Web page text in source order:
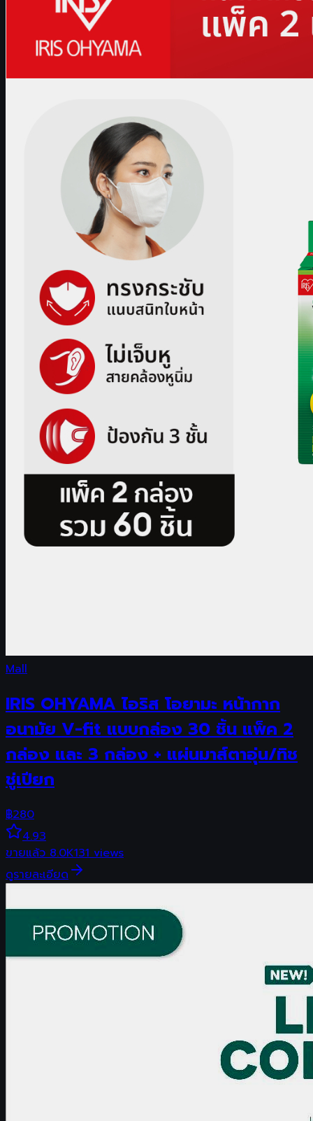
Mall
IRIS OHYAMA ไอริส โอยามะ หน้ากาก
อนามัย V-fit แบบกล่อง 30 ชิ้น แพ็ค 2
กล่อง และ 3 กล่อง + แผ่นมาส์ตาอุ่น/ทิช
ชู่เปียก
฿280
4.93
ขายแล้ว8.0K131views
ดูรายละเอียด